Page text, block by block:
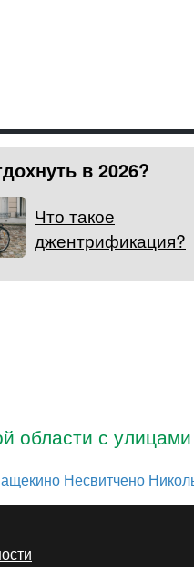
в 2026?
Что такое
джентрификация?
области с
Несвитчено